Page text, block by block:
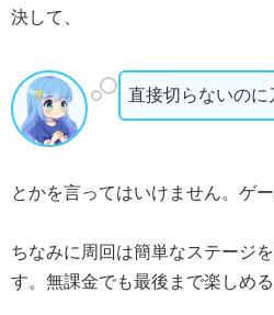
決して、
直接切らないのに
とかを言ってはいけません。ゲー
ちなみに周回は簡単なステージ
す。無課金でも最後まで楽しめる